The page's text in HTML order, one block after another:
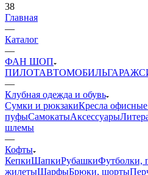
38
Главная
—
Каталог
—
ФАН ШОП
ПИЛОТАВТОМОБИЛЬГАРАЖ
—
Клубная одежда и обувь
Сумки и рюкзакиКресла
пуфыСамокатыАксессуары
шлемы
—
Кофты
КепкиШапкиРубашкиФутболки,
жилетыШарфыБрюки, шорты